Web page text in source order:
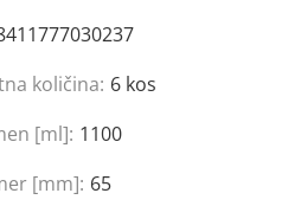
količina: 6 kos
[ml]: 1100
[mm]: 65